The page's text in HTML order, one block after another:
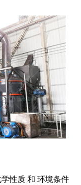
性质 和 环境条件